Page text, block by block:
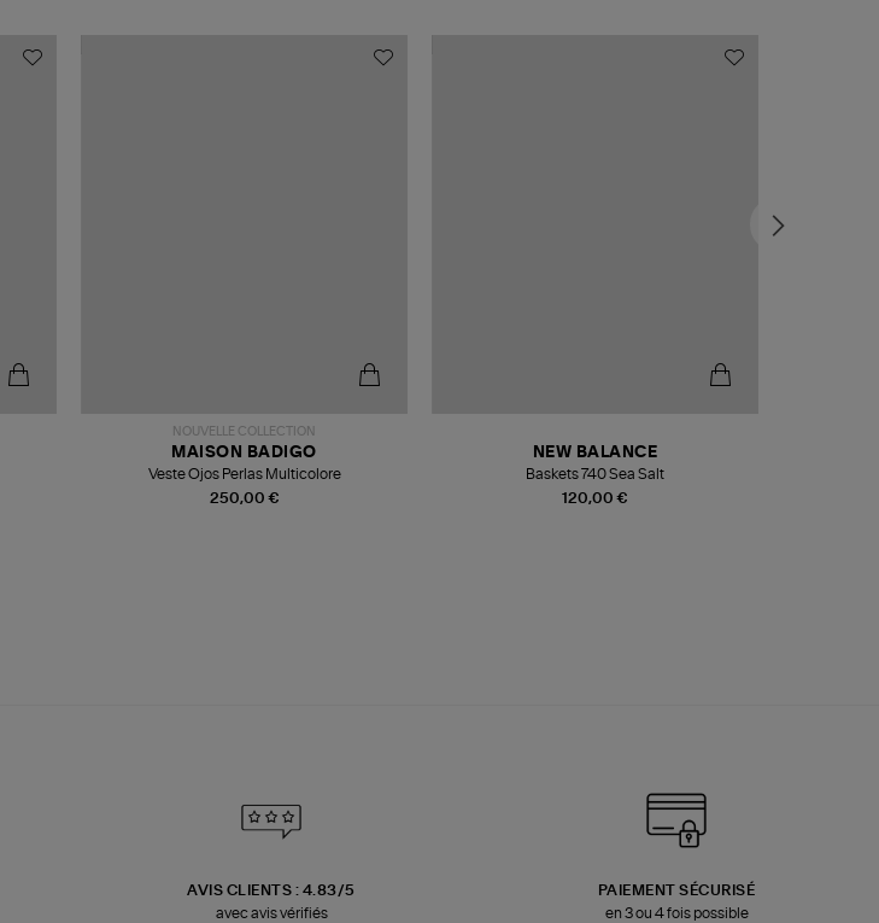
NOUVELLE COLLECTION
250,00 €
MAISON BADIGO
Veste Ojos Perlas Multicolore
120,00 €
NEW BALANCE
Baskets 740 Sea Salt
AVIS CLIENTS : 4.83/5
avec avis vérifiés
PAIEMENT SÉCURISÉ
en 3 ou 4 fois possible